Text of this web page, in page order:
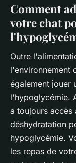
Comment
votre chat
Outre
l'environnement
également jouer
l'hypoglycémie.
a toujours accès
déshydratation
hypoglycémie.
les repas de